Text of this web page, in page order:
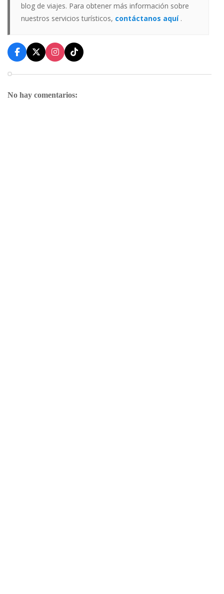
blog de viajes. Para obtener más información sobre
nuestros servicios turísticos, contáctanos aquí .
No hay comentarios: